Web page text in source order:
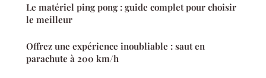
Le matériel ping pong : guide complet pour choisir
le meilleur
Offrez une expérience inoubliable : saut en
parachute à 200 km/h